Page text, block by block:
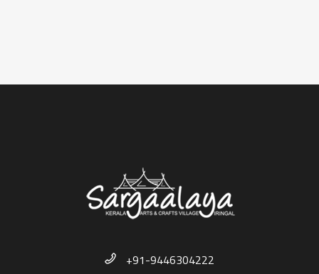
+91-9446304222